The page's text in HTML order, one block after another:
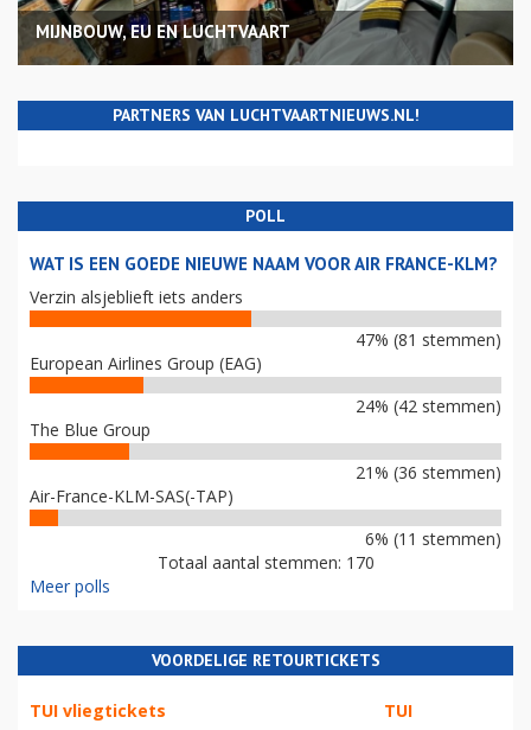
MIJNBOUW, EU EN LUCHTVAART
PARTNERS VAN LUCHTVAARTNIEUWS.NL!
POLL
WAT IS EEN GOEDE NIEUWE NAAM VOOR AIR FRANCE-KLM?
Verzin alsjeblieft iets anders
47% (81 stemmen)
European Airlines Group (EAG)
24% (42 stemmen)
The Blue Group
21% (36 stemmen)
Air-France-KLM-SAS(-TAP)
6% (11 stemmen)
Totaal aantal stemmen: 170
Meer polls
VOORDELIGE RETOURTICKETS
TUI vliegtickets TUI